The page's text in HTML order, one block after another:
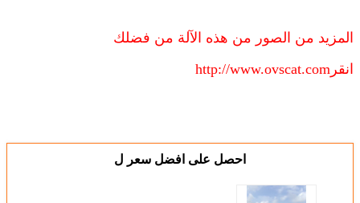
المزيد من الصور من هذه الآلة من فضلك
انقر http://www.ovscat.com
احصل على افضل سعر ل